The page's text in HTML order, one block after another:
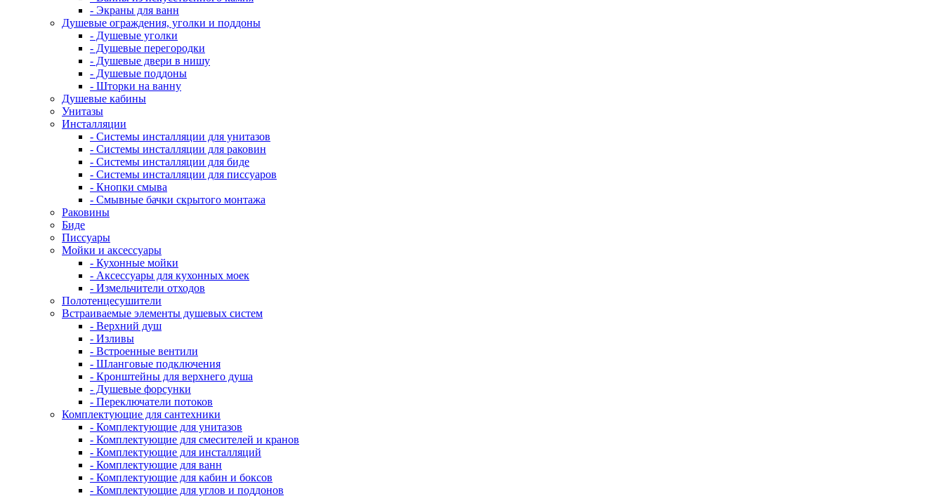
- Экраны для ванн
Душевые ограждения, уголки и поддоны
- Душевые уголки
- Душевые перегородки
- Душевые двери в нишу
- Душевые поддоны
- Шторки на ванну
Душевые кабины
Унитазы
Инсталляции
- Системы инсталляции для унитазов
- Системы инсталляции для раковин
- Системы инсталляции для биде
- Системы инсталляции для писсуаров
- Кнопки смыва
- Смывные бачки скрытого монтажа
Раковины
Биде
Писсуары
Мойки и аксессуары
- Кухонные мойки
- Аксессуары для кухонных моек
- Измельчители отходов
Полотенцесушители
Встраиваемые элементы душевых систем
- Верхний душ
- Изливы
- Встроенные вентили
- Шланговые подключения
- Кронштейны для верхнего душа
- Душевые форсунки
- Переключатели потоков
Комплектующие для сантехники
- Комплектующие для унитазов
- Комплектующие для смесителей и кранов
- Комплектующие для инсталляций
- Комплектующие для ванн
- Комплектующие для кабин и боксов
- Комплектующие для углов и поддонов